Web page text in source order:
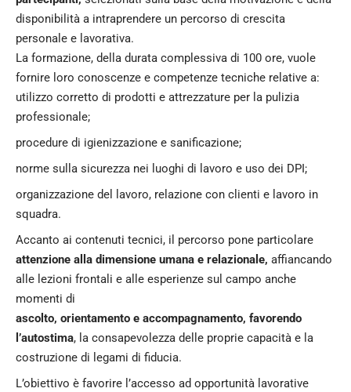
disponibilità a intraprendere un percorso di crescita
personale e lavorativa.
La formazione, della durata complessiva di 100 ore, vuole
fornire loro conoscenze e competenze tecniche relative a:
utilizzo corretto di prodotti e attrezzature per la pulizia
professionale;
procedure di igienizzazione e sanificazione;
norme sulla sicurezza nei luoghi di lavoro e uso dei DPI;
organizzazione del lavoro, relazione con clienti e lavoro in
squadra.
Accanto ai contenuti tecnici, il percorso pone particolare
attenzione alla dimensione umana e relazionale, affiancando
alle lezioni frontali e alle esperienze sul campo anche
momenti di
ascolto, orientamento e accompagnamento, favorendo
l’autostima, la consapevolezza delle proprie capacità e la
costruzione di legami di fiducia.
L’obiettivo è favorire l’accesso ad opportunità lavorative